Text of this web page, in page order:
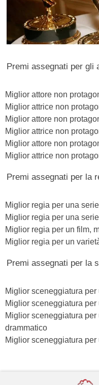
Premi assegnati per gli
Miglior attore non
Miglior attrice non
Miglior attore non
Miglior attrice non
Miglior attore non
Miglior attrice non
Premi assegnati per la
Miglior regia per una
Miglior regia per una
Miglior regia per un film,
Miglior regia per un
Premi assegnati per la
Miglior sceneggiatura
Miglior sceneggiatura
Miglior sceneggiatura
drammatico
Miglior sceneggiatura per